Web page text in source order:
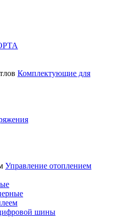
Комплектующие для
Управление отоплением
шины